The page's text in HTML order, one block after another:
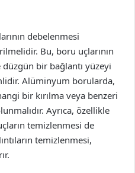
debelenmesi
Bu, boru uçlarının
bir bağlantı yüzeyi
Alüminyum borularda,
bir kırılma veya benzeri
Ayrıca, özellikle
temizlenmesi de
temizlenmesi,